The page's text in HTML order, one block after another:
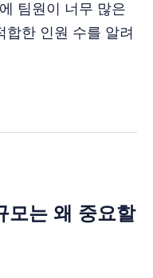
팀원이 너무 많은
합한 인원 수를 알려
모는 왜 중요할